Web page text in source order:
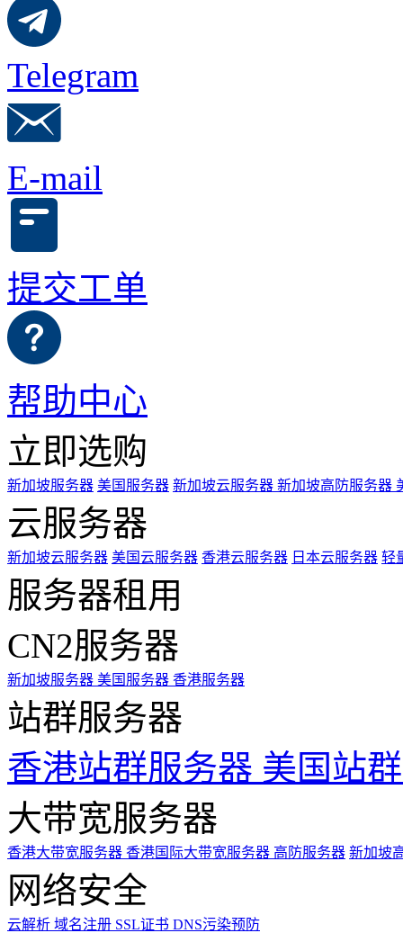
Telegram
E-mail
提交工单
帮助中心
立即选购
新加坡服务器 美国服务器 新加坡云服务器 新加坡高防服务器
云服务器
新加坡云服务器 美国云服务器 香港云服务器 日本云服务器 轻
服务器租用
CN2服务器
新加坡服务器 美国服务器 香港服务器
站群服务器
香港站群服务器 美国站
大带宽服务器
香港大带宽服务器 香港国际大带宽服务器 高防服务器 新加坡
网络安全
云解析 域名注册 SSL证书 DNS污染预防